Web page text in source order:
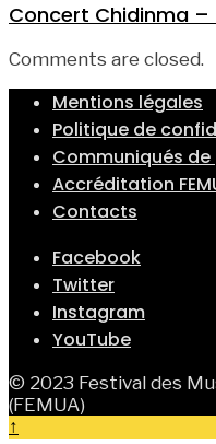
Concert Chidinma –
Comments are closed.
Mentions légales
Politique de
Communiqués de
Accréditation
Contacts
Facebook
Twitter
Instagram
YouTube
© 2023 Festival des
(FEMUA)
↑